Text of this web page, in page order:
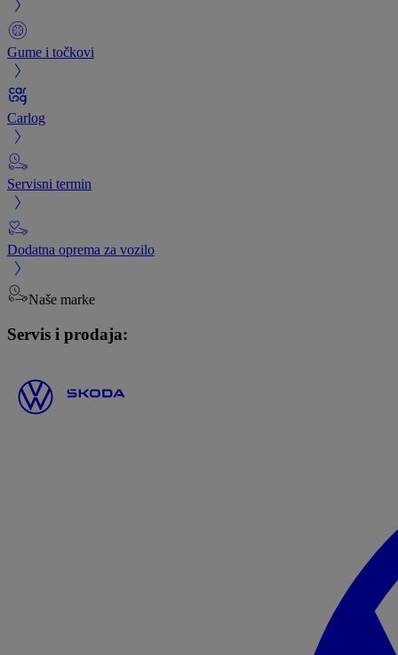
Gume i točkovi
Carlog
Servisni termin
Dodatna oprema za vozilo
Naše marke
Servis i prodaja: